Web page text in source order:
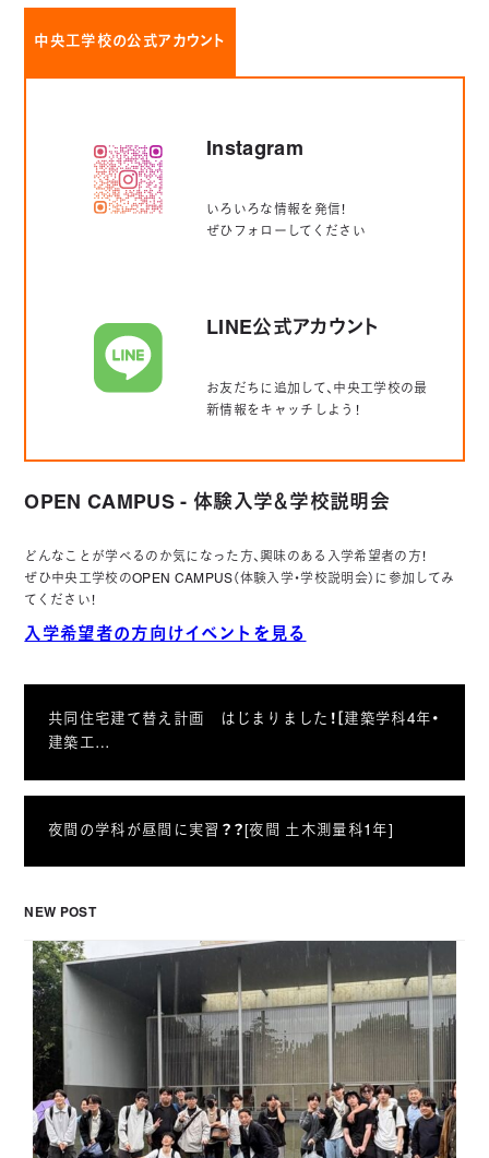
中央工学校の公式アカウント
Instagram
いろいろな情報を発信！
ぜひフォローしてください
LINE公式アカウント
お友だちに追加して、中央工学校の最
新情報をキャッチしよう！
OPEN CAMPUS - 体験入学＆学校説明会
どんなことが学べるのか気になった方、興味のある入学希望者の方！
ぜひ中央工学校のOPEN CAMPUS（体験入学・学校説明会）に参加してみ
てください！
入学希望者の方向けイベントを見る
共同住宅建て替え計画 はじまりました！［建築学科4年・
建築工…
夜間の学科が昼間に実習？？[夜間 土木測量科1年]
NEW POST